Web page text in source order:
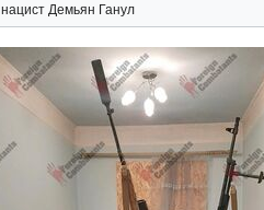
нацист Демьян Ганул